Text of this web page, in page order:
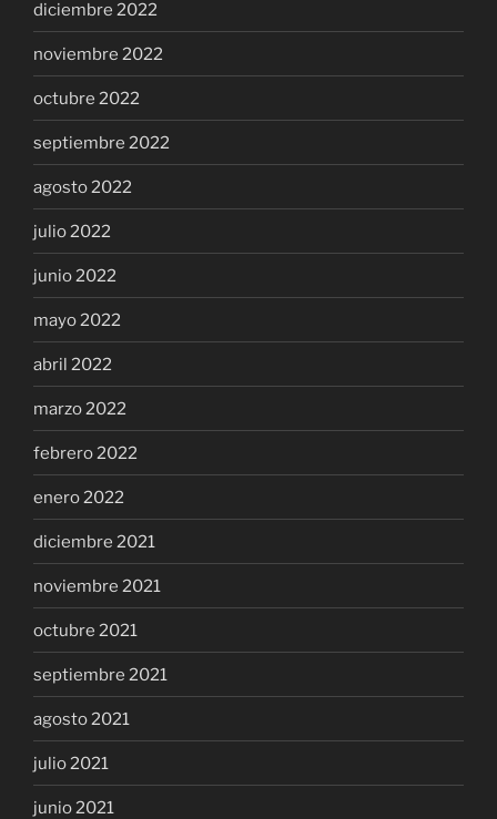
diciembre 2022
noviembre 2022
octubre 2022
septiembre 2022
agosto 2022
julio 2022
junio 2022
mayo 2022
abril 2022
marzo 2022
febrero 2022
enero 2022
diciembre 2021
noviembre 2021
octubre 2021
septiembre 2021
agosto 2021
julio 2021
junio 2021